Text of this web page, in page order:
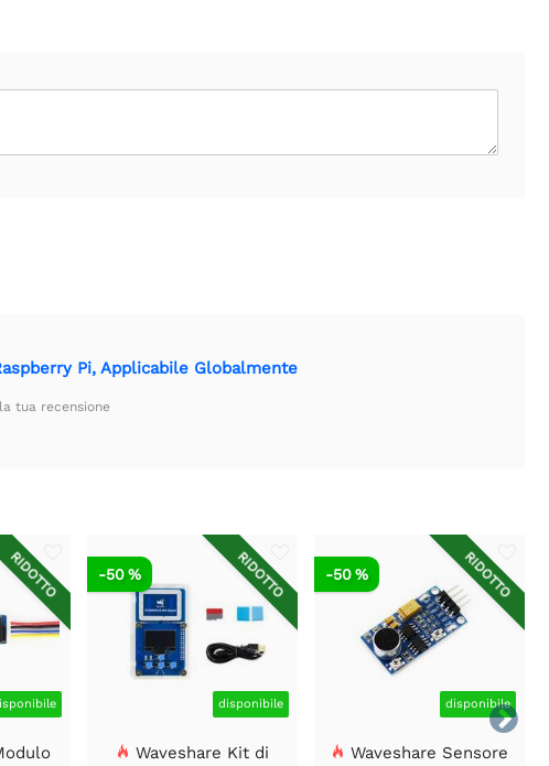
Pi, Applicabile Globalmente
tua recensione

RIDOTTO RIDOTTO
disponibile
-50 %
Waveshare Kit di
RIDOTTO
disponibile
-50 %
Waveshare Sensore